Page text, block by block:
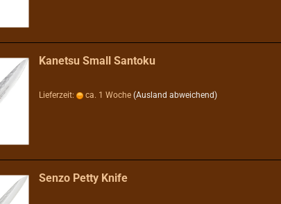
Kanetsu Small Santoku
Lieferzeit: ca. 1 Woche (Ausland abweichend)
Senzo Petty Knife